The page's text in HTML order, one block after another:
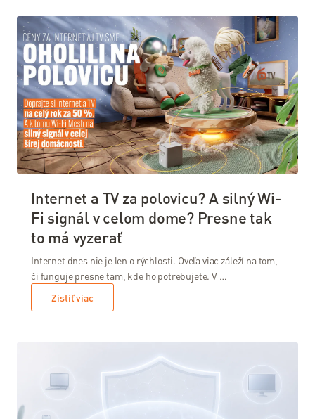
Obchodné
dokumenty
Predajné
miesta
Stav
služieb
Nástroje
Webmail
Moja
Aktovka
Kontrola
spotreby
Test
Internet a TV za polovicu? A silný Wi-
Fi signál v celom dome? Presne tak
to má vyzerať
Internet dnes nie je len o rýchlosti. Oveľa viac záleží na tom,
či funguje presne tam, kde ho potrebujete. V …
Zistiť viac